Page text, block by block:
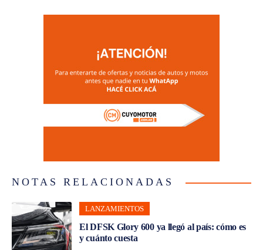
NOTAS RELACIONADAS
LANZAMIENTOS
El DFSK Glory 600 ya llegó al país: cómo es
y cuánto cuesta